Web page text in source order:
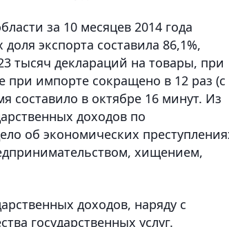
за 10 месяцев 2014 года
экспорта составила 86,1%,
тысяч деклараций на товары, при
при импорте сокращено в 12 раз (с
составило в октябре 16 минут. Из
доходов по
об экономических
хищением,
доходов, наряду с
государственных услуг.